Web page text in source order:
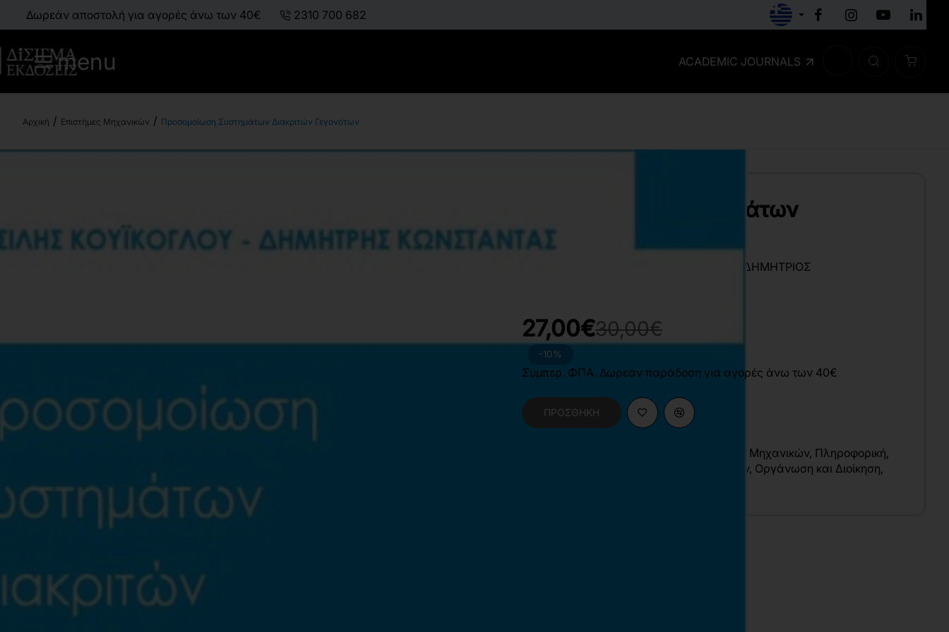
Δωρεάν αποστολή για αγορές άνω των 40€ 2310 700 682
menu ACADEMIC JOURNALS
Επιστήμες Μηχανικών Προσομοίωση Συστημάτων Διακριτών Γεγονότων
Προσομοίωση Συστημάτων
Διακριτών Γεγονότων
ΚΩΝΣΤΑΝΤΆΣ ΔΗΜΉΤΡΙΟΣ
-10%
27,00€30,00€
Συμπερ. ΦΠΑ. Δωρεάν παράδοση για αγορές άνω των 40€
ΠΡΟΣΘΉΚΗ
Επιστήμες Μηχανικών, Πληροφορική,
Ηλεκτρολόγων & Μηχανικών Υπολογιστών, Οργάνωση και Διοίκηση,